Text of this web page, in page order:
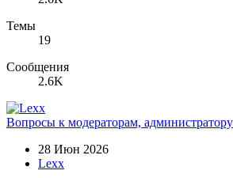
Темы
19
Сообщения
2.6K
Вопросы к модераторам, администратору
28 Июн 2026
Lexx